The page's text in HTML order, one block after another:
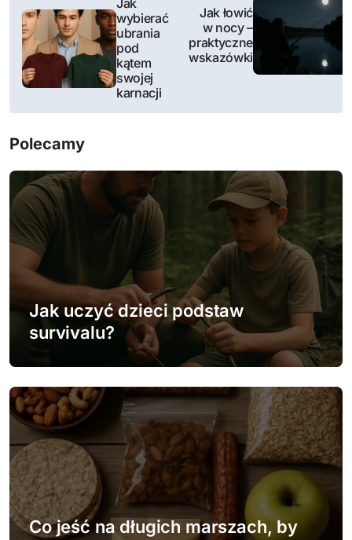
w
a
c
w
i
s
u
Jak
wybierać
ubrania
pod
kątem
swojej
karnacji
Jak łowić
w nocy –
praktyczne
wskazówki
Polecamy
Jak uczyć dzieci podstaw
survivalu?
Co jeść na długich marszach, by